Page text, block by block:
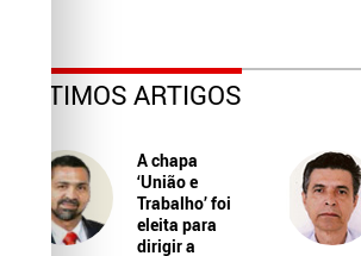
ÚLTIMOS ARTIGOS
A chapa
‘União e
Trabalho’ foi
eleita para
dirigir a